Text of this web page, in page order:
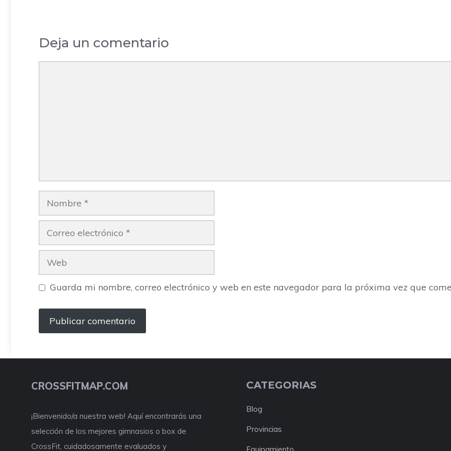
Deja un comentario
Nombre
Correo
electrónico
Web
Guarda mi nombre, correo electrónico y web en este navegador para la próxima vez que
CROSSFITMAP.COM
¡Bienvenido/a nuestra web! Aquí encontrarás una
selección de los mejores gimnasios o box de
CrossFit, cuidadosamente evaluados y
CATEGORIAS
Blog
Provincias